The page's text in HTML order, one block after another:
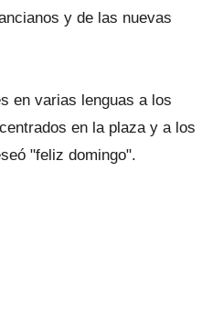
y de las nuevas
en varias lenguas a los
en la plaza y a los
"feliz domingo".